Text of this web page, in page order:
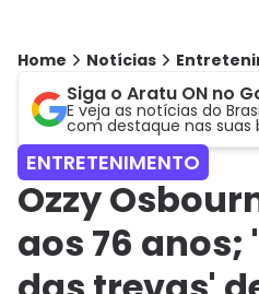
Home Notícias
Siga o Aratu ON no
E veja as notícias do
com destaque nas suas
ENTRETENIMENTO
Ozzy
aos 76 anos;